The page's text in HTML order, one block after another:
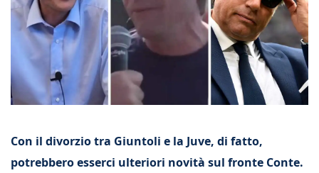
Con il divorzio tra Giuntoli e la Juve, di fatto,
potrebbero esserci ulteriori novità sul fronte Conte.